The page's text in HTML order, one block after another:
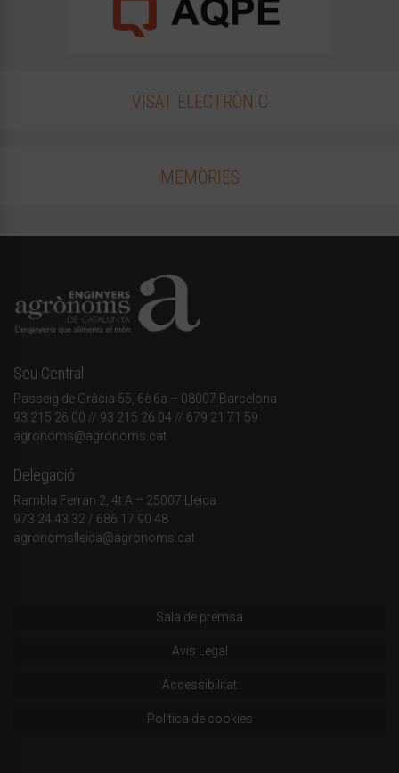
VISAT ELECTRÒNIC
MEMÒRIES
Seu Central
Passeig de Gràcia 55, 6è 6a – 08007 Barcelona
93 215 26 00 // 93 215 26 04 // 679 21 71 59
agronoms@agronoms.cat
Delegació
Rambla Ferran 2, 4t A – 25007 Lleida
973 24 43 32 / 686 17 90 48
agronomslleida@agronoms.cat
Sala de premsa
Avís Legal
Accessibilitat
Política de cookies